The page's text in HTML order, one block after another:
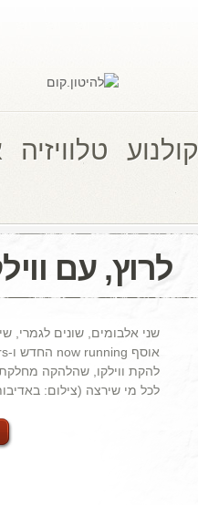
קולנוע טלוויזיה
לרוץ, עם
שני אלבומים, שונים לגמרי,
להקת ווילקו, שהלהקה מחלקת
לכל מי שירצה (צילום: